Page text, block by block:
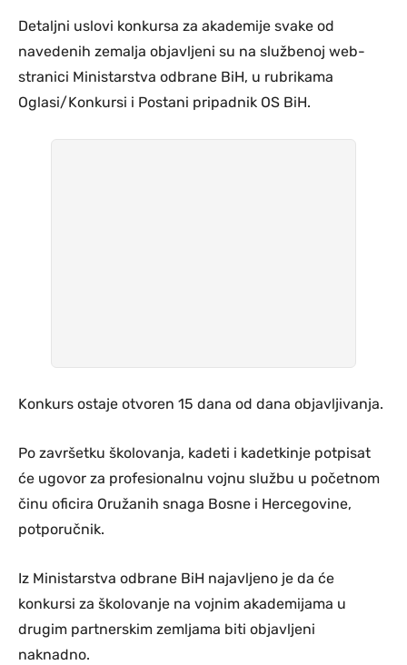
Detaljni uslovi konkursa za akademije svake od
navedenih zemalja objavljeni su na službenoj web-
stranici Ministarstva odbrane BiH, u rubrikama
Oglasi/Konkursi i Postani pripadnik OS BiH.
Konkurs ostaje otvoren 15 dana od dana objavljivanja.
Po završetku školovanja, kadeti i kadetkinje potpisat
će ugovor za profesionalnu vojnu službu u početnom
činu oficira Oružanih snaga Bosne i Hercegovine,
potporučnik.
Iz Ministarstva odbrane BiH najavljeno je da će
konkursi za školovanje na vojnim akademijama u
drugim partnerskim zemljama biti objavljeni
naknadno.